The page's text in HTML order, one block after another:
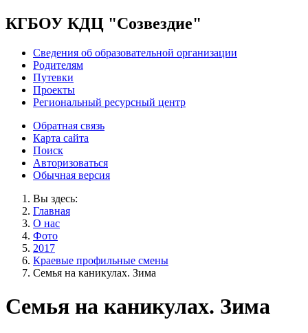
КГБОУ КДЦ "Созвездие"
Сведения об образовательной организации
Родителям
Путевки
Проекты
Региональный ресурсный центр
Обратная связь
Карта сайта
Поиск
Авторизоваться
Обычная версия
Вы здесь:
Главная
О нас
Фото
2017
Краевые профильные смены
Семья на каникулах. Зима
Семья на каникулах. Зима